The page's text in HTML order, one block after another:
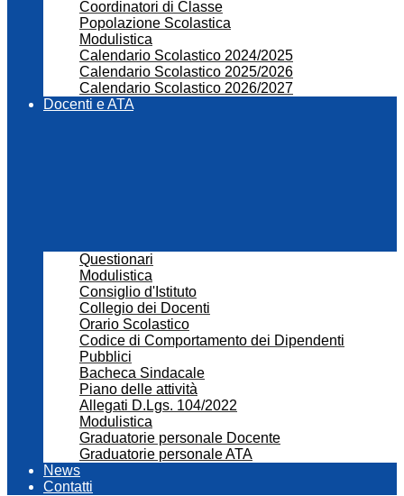
Coordinatori di Classe
Popolazione Scolastica
Modulistica
Calendario Scolastico 2024/2025
Calendario Scolastico 2025/2026
Calendario Scolastico 2026/2027
Docenti e ATA
Questionari
Modulistica
Consiglio d'Istituto
Collegio dei Docenti
Orario Scolastico
Codice di Comportamento dei Dipendenti
Pubblici
Bacheca Sindacale
Piano delle attività
Allegati D.Lgs. 104/2022
Modulistica
Graduatorie personale Docente
Graduatorie personale ATA
News
Contatti